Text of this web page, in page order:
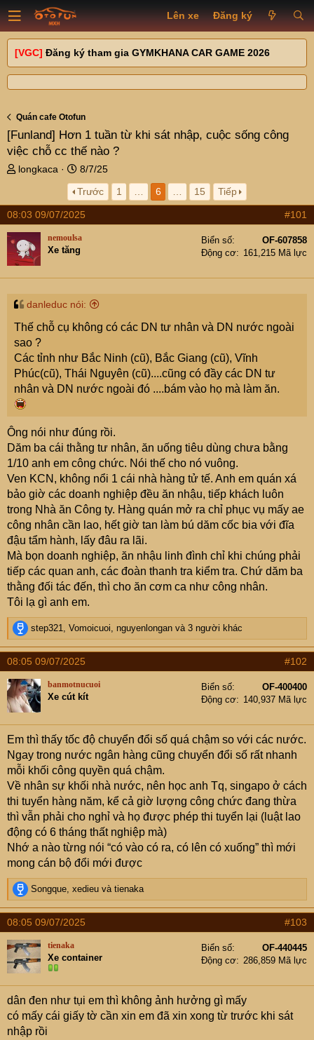
Lên xe Đăng ký
[VGC] Đăng ký tham gia GYMKHANA CAR GAME 2026
Quán cafe Otofun
[Funland] Hơn 1 tuần từ khi sát nhập, cuộc sống công
việc chỗ cc thế nào ?
T
e
a
d
s
t
t
longkaca
N
g
à
y
g
ử
i
8/7/25
Trước
1 6 15 Tiếp
08:03 09/07/2025 #101
nemoulsa
Xe tăng
Biển số
OF-607858
Động cơ
161,215 Mã lực
danleduc nói:
Thế chỗ cụ không có các DN tư nhân và DN nước ngoài
sao ?
Các tỉnh như Bắc Ninh (cũ), Bắc Giang (cũ), Vĩnh
Phúc(cũ), Thái Nguyên (cũ)....cũng có đầy các DN tư
nhân và DN nước ngoài đó ....bám vào họ mà làm ăn.
Ông nói như đúng rồi.
Dăm ba cái thằng tư nhân, ăn uống tiêu dùng chưa bằng
1/10 anh em công chức. Nói thế cho nó vuông.
Ven KCN, không nổi 1 cái nhà hàng tử tế. Anh em quán xá
bảo giờ các doanh nghiệp đều ăn nhậu, tiếp khách luôn
trong Nhà ăn Công ty. Hàng quán mở ra chỉ phục vụ mấy ae
công nhân cần lao, hết giờ tan làm bú dăm cốc bia với đĩa
đậu tẩm hành, lấy đâu ra lãi.
Mà bọn doanh nghiệp, ăn nhậu linh đình chỉ khi chúng phải
tiếp các quan anh, các đoàn thanh tra kiểm tra. Chứ dăm ba
thằng đối tác đến, thì cho ăn cơm ca như công nhân.
Tôi lạ gì anh em.
R
e
a
c
t
i
o
n
s
:
step321, Vomoicuoi, nguyenlongan và 3 người khác
08:05 09/07/2025 #102
banmotnucuoi
Xe cút kít
Biển số
OF-400400
Động cơ
140,937 Mã lực
Em thì thấy tốc độ chuyển đổi số quá chậm so với các nước.
Ngay trong nước ngân hàng cũng chuyển đổi số rất nhanh
mỗi khối công quyền quá chậm.
Về nhân sự khối nhà nước, nên học anh Tq, singapo ở cách
thi tuyển hàng năm, kể cả giờ lượng công chức đang thừa
thì vẫn phải cho nghỉ và họ được phép thi tuyển lại (luật lao
động có 6 tháng thất nghiệp mà)
Nhớ a nào từng nói “có vào có ra, có lên có xuống” thì mới
mong cán bộ đổi mới được
R
e
a
c
t
i
o
s
:
Songque, xedieu và tienaka
08:05 09/07/2025 #103
tienaka
Xe container
Biển số
OF-440445
Động cơ
286,859 Mã lực
dân đen như tụi em thì không ảnh hưởng gì mấy
có mấy cái giấy tờ cần xin em đã xin xong từ trước khi sát
nhập rồi